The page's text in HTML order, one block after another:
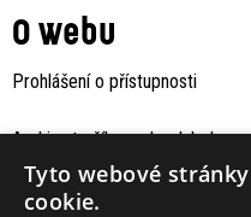
O webu
Prohlášení o přístupnosti
Archiv staršího webu Jaboku
Tyto webové
cookie.